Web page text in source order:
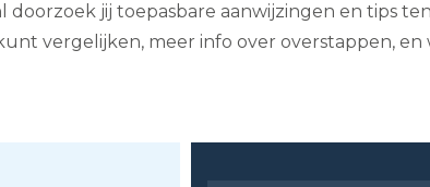
jij toepasbare aanwijzingen en tips
vergelijken, meer info over overstappen,